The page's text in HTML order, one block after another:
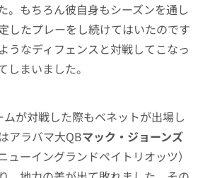
。もちろん彼自身もシーズンを通し
したプレーをし続けてはいたのです
うなディフェンスと対戦してこなっ
しまいました。
が対戦した際もベネットが出場し
アラバマ大QBマック・ジョーンズ
ューイングランドペイトリオッツ）